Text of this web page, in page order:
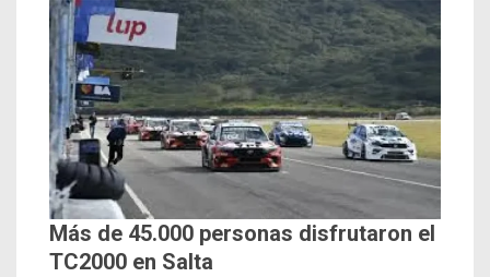
Más de 45.000 personas disfrutaron el
TC2000 en Salta